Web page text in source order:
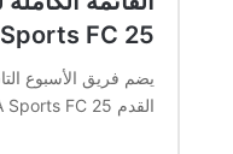
Sports FC 25
القدم EA Sports FC 25 مجموعة جديدة مكونة من…